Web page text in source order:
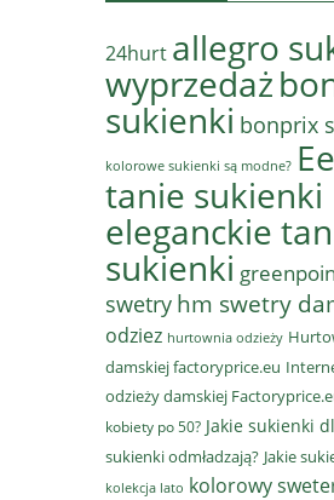
24hurt allegro
wyprzedaż
sukienki bonprix
kolorowe sukienki są modne?
tanie sukienki
eleganckie
sukienki
swetry hm swetry
odziez hurtownia odzieży
damskiej factoryprice.eu
odzieży damskiej
kobiety po 50? Jakie sukienki
sukienki odmładzają? Jakie
kolekcja lato kolorowy